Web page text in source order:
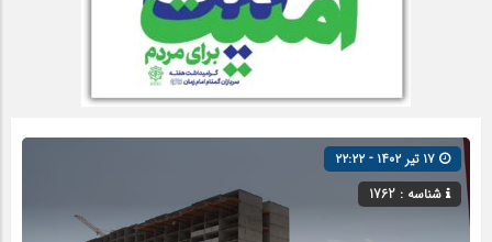
شناسه : 1762